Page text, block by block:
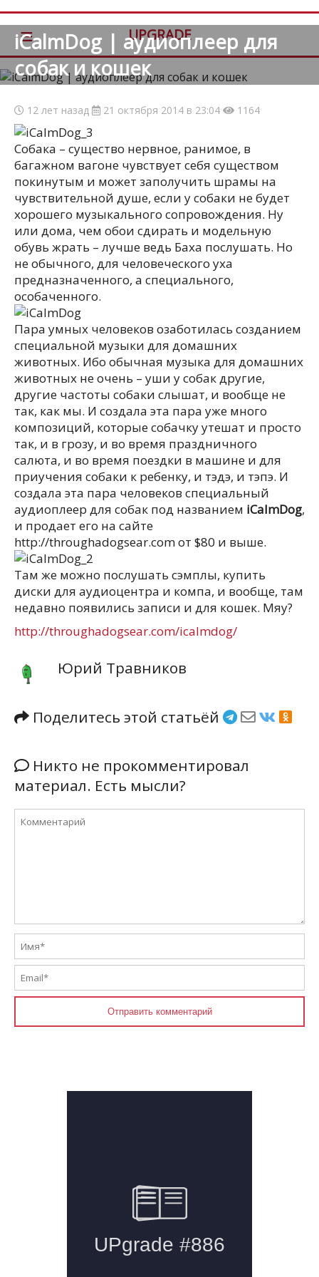
≡ UPGRADE
iCalmDog | аудиоплеер для
собак и кошек
12 лет назад 21 октября 2014 в 23:04 1164
Собака – существо нервное, ранимое, в
багажном вагоне чувствует себя существом
покинутым и может заполучить шрамы на
чувствительной душе, если у собаки не будет
хорошего музыкального сопровождения. Ну
или дома, чем обои сдирать и модельную
обувь жрать – лучше ведь Баха послушать. Но
не обычного, для человеческого уха
предназначенного, а специального,
особаченного.
Пара умных человеков озаботилась созданием
специальной музыки для домашних
животных. Ибо обычная музыка для домашних
животных не очень – уши у собак другие,
другие частоты собаки слышат, и вообще не
так, как мы. И создала эта пара уже много
композиций, которые собачку утешат и просто
так, и в грозу, и во время праздничного
салюта, и во время поездки в машине и для
приучения собаки к ребенку, и тэдэ, и тэпэ. И
создала эта пара человеков специальный
аудиоплеер для собак под названием iCalmDog,
и продает его на сайте
http://throughadogsear.com от $80 и выше.
Там же можно послушать сэмплы, купить
диски для аудиоцентра и компа, и вообще, там
недавно появились записи и для кошек. Мяу?
http://throughadogsear.com/icalmdog/
Юрий Травников
Поделитесь этой статьёй
Никто не прокомментировал
материал. Есть мысли?